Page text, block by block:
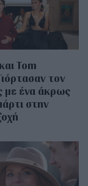
Tom
τον
με ένα άκρως
στην